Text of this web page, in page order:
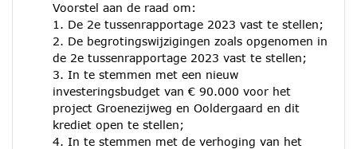
Voorstel aan de raad om:
1. De 2e tussenrapportage 2023 vast te stellen;
2. De begrotingswijzigingen zoals opgenomen in
de 2e tussenrapportage 2023 vast te stellen;
3. In te stemmen met een nieuw
investeringsbudget van € 90.000 voor het
project Groenezijweg en Ooldergaard en dit
krediet open te stellen;
4. In te stemmen met de verhoging van het